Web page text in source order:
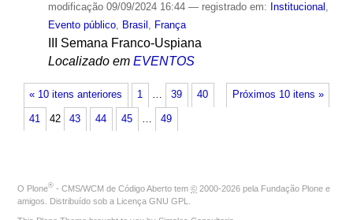
modificação09/09/2024 16:44 — registrado em: Institucional ,
Evento público, Brasil , França
III Semana Franco-Uspiana
Localizado em EVENTOS
« 10 itens anteriores Próximos 10 itens »
1 … 39 40
41 42 43 44 45 … 49
O Plone® - CMS/WCM de Código Aberto tem © 2000-2026 pela Fundação Plone e
amigos. Distribuído sob a Licença GNU GPL